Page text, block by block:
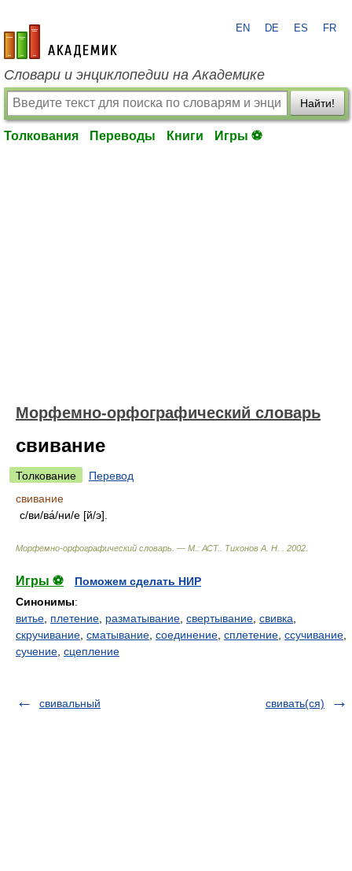
academic.ru
EN DE ES FR
Словари и энциклопедии на Академике
Найти!
Толкования Переводы Книги Игры ⚽
Морфемно-орфографический словарь
свивание
Толкование
Перевод
свивание
с/ви/ва́/ни/е [й/э].
Морфемно-орфографический словарь. — М.: АСТ. Тихонов А. Н. 2002
Игры ⚽
Поможем сделать НИР
Синонимы:
витье плетение разматывание свертывание свивка
скручивание сматывание соединение сплетение ссучивание
сучение сцепление
свивальный свивать(ся)